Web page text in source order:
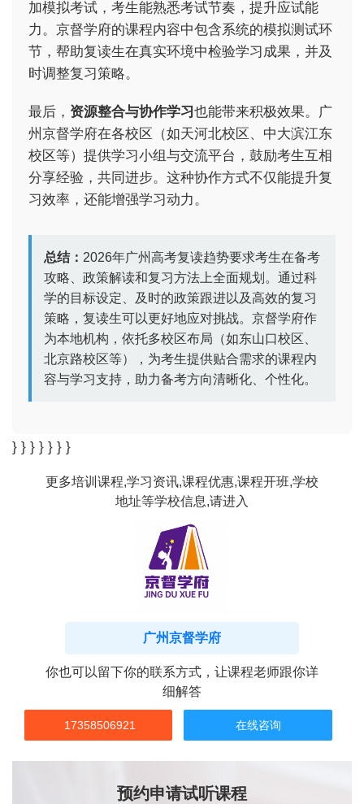
加模拟考试，考生能熟悉考试节奏，提升应试能
力。京督学府的课程内容中包含系统的模拟测试环
节，帮助复读生在真实环境中检验学习成果，并及
时调整复习策略。
最后， 资源整合与协作学习 也能带来积极效果。广
州京督学府在各校区（如天河北校区、中大滨江东
校区等）提供学习小组与交流平台，鼓励考生互相
分享经验，共同进步。这种协作方式不仅能提升复
习效率，还能增强学习动力。
总结： 2026年广州高考复读趋势要求考生在备考
攻略、政策解读和复习方法上全面规划。通过科
学的目标设定、及时的政策跟进以及高效的复习
策略，复读生可以更好地应对挑战。京督学府作
为本地机构，依托多校区布局（如东山口校区、
北京路校区等），为考生提供贴合需求的课程内
容与学习支持，助力备考方向清晰化、个性化。
} } } } } } }
更多培训课程,学习资讯,课程优惠,课程开班,学校
地址等学校信息,请进入
广州京督学府
你也可以留下你的联系方式，让课程老师跟你详
细解答
17358506921 在线咨询
预约申请试听课程